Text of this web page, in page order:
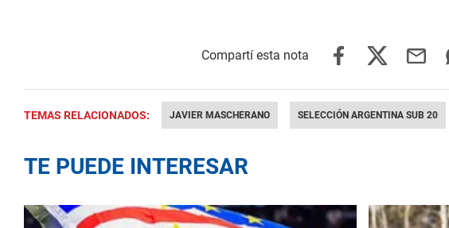
TEMAS RELACIONADOS: JAVIER MASCHERANO SELECCIÓN ARGENTINA SUB 20
TE PUEDE INTERESAR